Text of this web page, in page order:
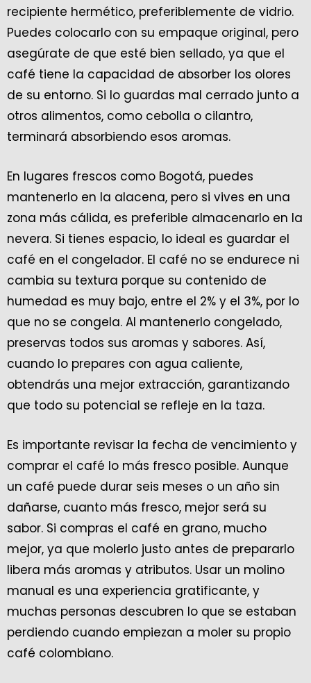
recipiente hermético, preferiblemente de vidrio.
Puedes colocarlo con su empaque original, pero
asegúrate de que esté bien sellado, ya que el
café tiene la capacidad de absorber los olores
de su entorno. Si lo guardas mal cerrado junto a
otros alimentos, como cebolla o cilantro,
terminará absorbiendo esos aromas.
En lugares frescos como Bogotá, puedes
mantenerlo en la alacena, pero si vives en una
zona más cálida, es preferible almacenarlo en la
nevera. Si tienes espacio, lo ideal es guardar el
café en el congelador. El café no se endurece ni
cambia su textura porque su contenido de
humedad es muy bajo, entre el 2% y el 3%, por lo
que no se congela. Al mantenerlo congelado,
preservas todos sus aromas y sabores. Así,
cuando lo prepares con agua caliente,
obtendrás una mejor extracción, garantizando
que todo su potencial se refleje en la taza.
Es importante revisar la fecha de vencimiento y
comprar el café lo más fresco posible. Aunque
un café puede durar seis meses o un año sin
dañarse, cuanto más fresco, mejor será su
sabor. Si compras el café en grano, mucho
mejor, ya que molerlo justo antes de prepararlo
libera más aromas y atributos. Usar un molino
manual es una experiencia gratificante, y
muchas personas descubren lo que se estaban
perdiendo cuando empiezan a moler su propio
café colombiano.